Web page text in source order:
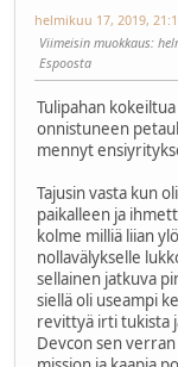
helmikuu 17, 2019,
Viimeisin muokkaus:
Espoosta
Tulipahan
onnistuneen
mennyt
Tajusin vasta kun
paikalleen ja
kolme milliä liian
nollavälykselle
sellainen jatkuva
siellä oli useampi
revittyä irti tukista
Devcon sen